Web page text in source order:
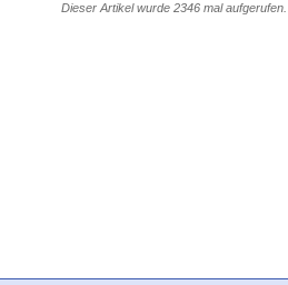
Dieser Artikel wurde 2346 mal aufgerufen.